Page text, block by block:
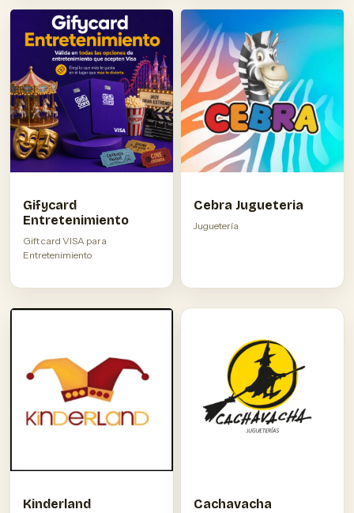
Gifycard
Entretenimiento
Gift card VISA para
Entretenimiento
Cebra Jugueteria
Juguetería
Kinderland Cachavacha